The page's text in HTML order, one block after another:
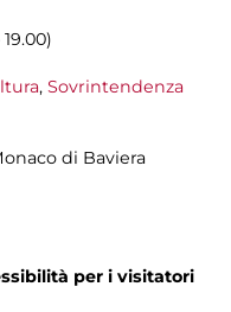
, Sovrintendenza
di Baviera
per i visitatori